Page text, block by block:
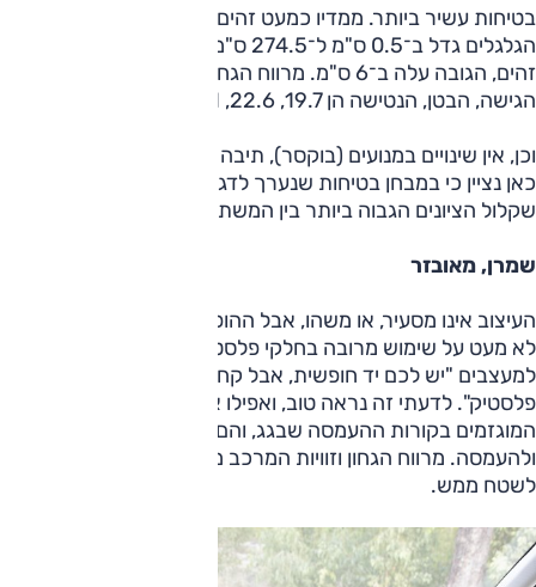
בטיחות עשיר ביותר. ממדיו כמעט זהים לאלה של קודמו: בסיס
הגלגלים גדל ב־0.5 ס"מ ל־274.5 ס"מ; האורך והרוחב כמעט
הגישה, הבטן, הנטישה הן 19.7, 22.6, 21 מעלות.
וכן, אין שינויים במנועים (בוקסר), תיבה (רציפה) ובהנעה (כפולה).
שקלול הציונים הגבוה ביותר בין המשתתפים.
שמרן, מאובזר
העיצוב אינו מסעיר, או משהו, אבל ההופעה תכליתית, מבוססת
לא מעט על שימוש מרובה בחלקי פלסטיק בכל מקום. כאילו אמרו
למעצבים "יש לכם יד חופשית, אבל קחו בחשבון שיש רק
פלסטיק". לדעתי זה נראה טוב, ואפילו אהבתי את הפלסטיקים
המוגזמים בקורות ההעמסה שבגג, והם באמת שימושיים ונוצרו
ולהעמסה. מרווח הגחון וזוויות המרכב מדגישים כי פני הרכב הזה
לשטח ממש.